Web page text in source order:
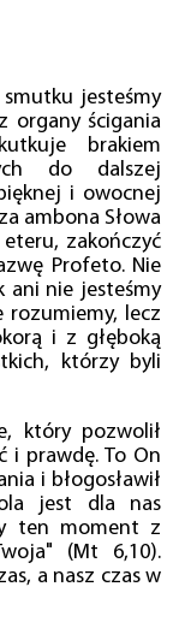
jesteśmy
organy ścigania
brakiem
do dalszej
i owocnej
ambona Słowa
zakończyć
Profeto. Nie
ani nie jesteśmy
rozumiemy, lecz
i z głęboką
którzy byli
który pozwolił
i prawdę. To On
i błogosławił
jest dla nas
ten moment z
(Mt 6,10).
a nasz czas w